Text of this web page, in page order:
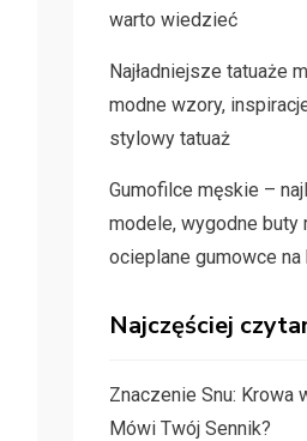
warto wiedzieć
Najładniejsze tatuaże
modne wzory,
stylowy tatuaż
Gumofilce męskie –
modele, wygodne buty
ocieplane gumowce
Najczęściej
Znaczenie Snu: Krowa
Mówi Twój Sennik?